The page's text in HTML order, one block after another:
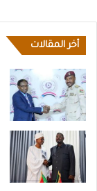
أخر المقالات